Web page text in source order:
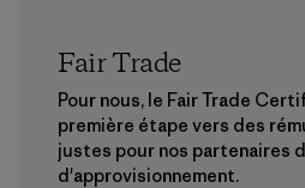
Fair Trade
Pour nous, le Fair Trade
première étape vers des
justes pour nos partenaires
d'approvisionnement.